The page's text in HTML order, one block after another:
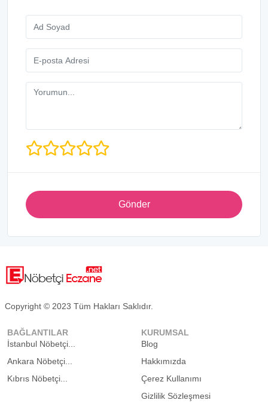
Gönder
Copyright © 2023 Tüm Hakları Saklıdır.
BAĞLANTILAR
İstanbul Nöbetçi...
Ankara Nöbetçi...
Kıbrıs Nöbetçi...
KURUMSAL
Blog
Hakkımızda
Çerez Kullanımı
Gizlilik Sözleşmesi